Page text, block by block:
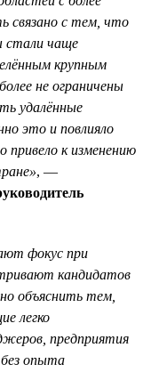
связано с тем, что
стали чаще
крупным
не ограничены
удалённые
это и повлияло
привело к изменению
, —
фокус при
кандидатов
объяснить тем,
легко
предприятия
опыта